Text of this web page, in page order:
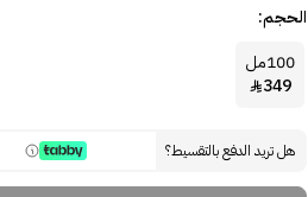
الحجم:
100مل
349

هل تريد الدفع بالتقسيط؟